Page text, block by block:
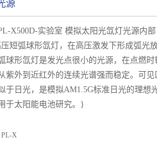
源
X500D-实验室 模拟太阳光氙灯光源内部
压短弧球形氙灯，在高压激发下形成弧光
球形氙灯是发光点很小的光源，在点燃时
紫外到近红外的连续光谱强而稳定。可见
于日光，是模拟AM1.5G标准日光的理想
于太阳能电池研究。}
PL-X